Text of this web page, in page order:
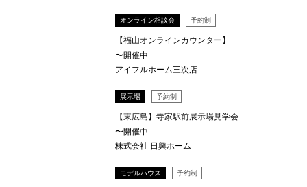
オンライン相談会 予約制
【福山オンラインカウンター】
〜開催中
アイフルホーム三次店
展示場 予約制
【東広島】寺家駅前展示場見学会
〜開催中
株式会社 日興ホーム
モデルハウス 予約制